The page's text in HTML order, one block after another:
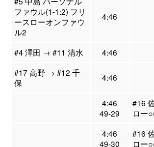
ファウル(1-1:2) フリ
ースローオンファウ
ル2
4:46
#4 澤田 → #11 清水
4:46
#17 高野 → #12 千
保
4:46
4:46
49-29
#16
ロー
4:46
49-30
#16
ロー